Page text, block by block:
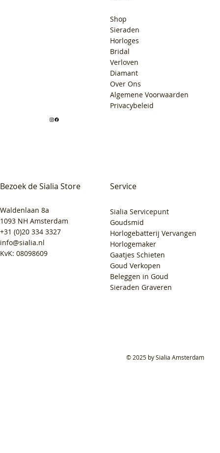
Bezoek de Sialia Store
Waldenlaan 8a
1093 NH Amsterdam
+31 (0)20 334 3327
info@sialia.nl
KvK: 08098609
Shop
Sieraden
Horloges
Bridal
Verloven
Diamant
Over Ons
Algemene Voorwaarden
Privacybeleid
Service
Sialia Servicepunt
Goudsmid
Horlogebatterij Vervangen
Horlogemaker
Gaatjes Schieten
Goud Verkopen
Beleggen in Goud
Sieraden Graveren
© 2025 by Sialia Amsterdam